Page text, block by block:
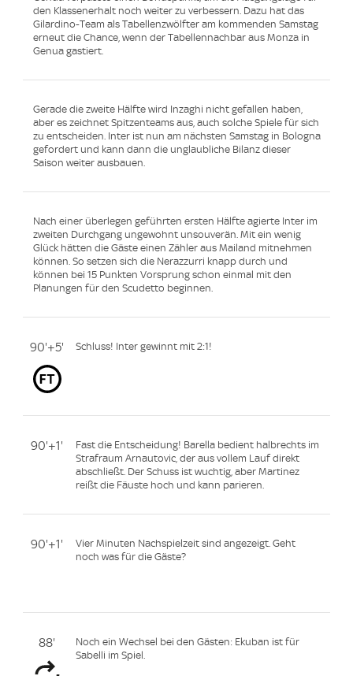
den Klassenerhalt noch weiter zu verbessern. Dazu hat das
Gilardino-Team als Tabellenzwölfter am kommenden Samstag
erneut die Chance, wenn der Tabellennachbar aus Monza in
Genua gastiert.
Gerade die zweite Hälfte wird Inzaghi nicht gefallen haben,
aber es zeichnet Spitzenteams aus, auch solche Spiele für sich
zu entscheiden. Inter ist nun am nächsten Samstag in Bologna
gefordert und kann dann die unglaubliche Bilanz dieser
Saison weiter ausbauen.
Nach einer überlegen geführten ersten Hälfte agierte Inter im
zweiten Durchgang ungewohnt unsouverän. Mit ein wenig
Glück hätten die Gäste einen Zähler aus Mailand mitnehmen
können. So setzen sich die Nerazzurri knapp durch und
können bei 15 Punkten Vorsprung schon einmal mit den
Planungen für den Scudetto beginnen.
90'+5' Schluss! Inter gewinnt mit 2:1!
90'+1'
Fast die Entscheidung! Barella bedient halbrechts im
Strafraum Arnautovic, der aus vollem Lauf direkt
abschließt. Der Schuss ist wuchtig, aber Martinez
reißt die Fäuste hoch und kann parieren.
90'+1'
Vier Minuten Nachspielzeit sind angezeigt. Geht
noch was für die Gäste?
88'
Noch ein Wechsel bei den Gästen: Ekuban ist für
Sabelli im Spiel.